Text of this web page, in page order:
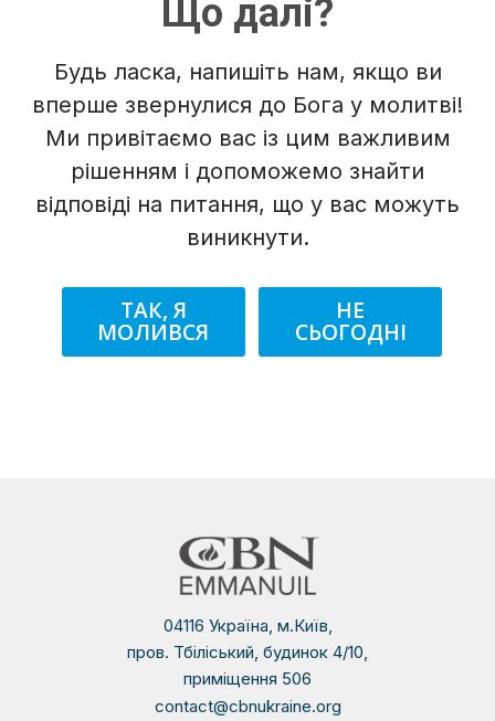
Що далі?
Будь ласка, напишіть нам, якщо ви
вперше звернулися до Бога у молитві!
Ми привітаємо вас із цим важливим
рішенням і допоможемо знайти
відповіді на питання, що у вас можуть
виникнути.
ТАК, Я
МОЛИВСЯ
НЕ
СЬОГОДНІ
04116 Україна, м.Київ,
пров. Тбіліський, будинок 4/10,
приміщення 506
contact@cbnukraine.org